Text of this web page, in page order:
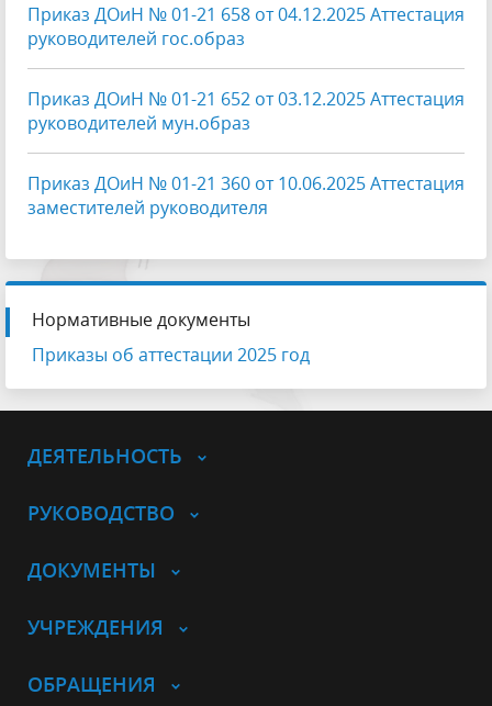
Приказ ДОиН № 01-21 658 от 04.12.2025 Аттестация
руководителей гос.образ
Приказ ДОиН № 01-21 652 от 03.12.2025 Аттестация
руководителей мун.образ
Приказ ДОиН № 01-21 360 от 10.06.2025 Аттестация
заместителей руководителя
Нормативные документы
Приказы об аттестации 2025 год
ДЕЯТЕЛЬНОСТЬ
РУКОВОДСТВО
ДОКУМЕНТЫ
УЧРЕЖДЕНИЯ
ОБРАЩЕНИЯ